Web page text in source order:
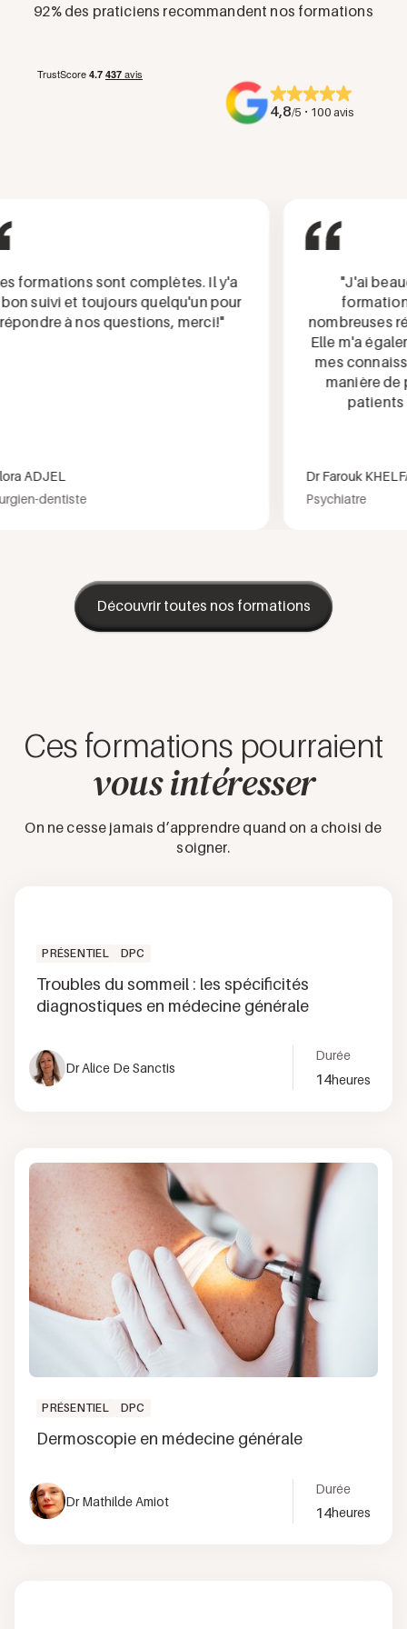
92% des praticiens recommandent nos formations
4,8/5 · 100 avis
sont complètes. Il y'a
suivi et toujours quelqu'un pour
à nos questions, merci!"
dentiste
"J'ai
formation,
nombreuses
Elle m'a
mes
manière de
patients
Dr Farouk KHELFA
Psychiatre
Découvrir toutes nos formations
Ces formations pourraient
vous intéresser
On ne cesse jamais d’apprendre quand on a choisi de
soigner.
PRÉSENTIEL DPC
Troubles du sommeil : les spécificités
diagnostiques en médecine générale
Dr Alice De Sanctis
Durée
14heures
PRÉSENTIEL DPC
Dermoscopie en médecine générale
Dr Mathilde Amiot
Durée
14heures